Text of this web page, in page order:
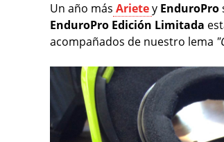
Un año más Arietey EnduroPro
EnduroPro Edición Limitada
acompañados de nuestro lema